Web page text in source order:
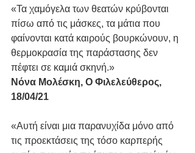
«Τα χαμόγελα των θεατών κρύβονται
πίσω από τις μάσκες, τα μάτια που
φαίνονται κατά καιρούς βουρκώνουν, η
θερμοκρασία της παράστασης δεν
πέφτει σε καμιά σκηνή.»
Νόνα Μολέσκη, Ο Φιλελεύθερος,
18/04/21
«Αυτή είναι μια παρανυχίδα μόνο από
τις προεκτάσεις της τόσο καρπερής